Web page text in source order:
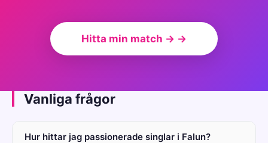
Hitta min match → →
Vanliga frågor
Hur hittar jag passionerade singlar i Falun?